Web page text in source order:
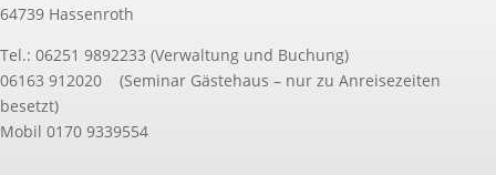
64739 Hassenroth
Tel.: 06251 9892233 (Verwaltung und Buchung)
06163 912020 (Seminar Gästehaus – nur zu Anreisezeiten
besetzt)
Mobil 0170 9339554